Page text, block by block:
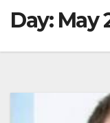
Day: May